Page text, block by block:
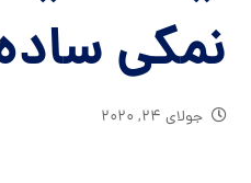
نمکی
جولای ۲۴, ۲۰۲۰